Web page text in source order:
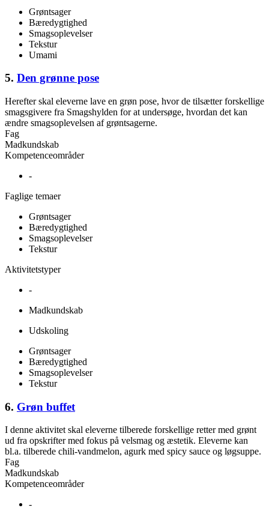
Grøntsager
Bæredygtighed
Smagsoplevelser
Tekstur
Umami
5. Den grønne pose
Herefter skal eleverne lave en grøn pose, hvor de tilsætter forskellige
smagsgivere fra Smagshylden for at undersøge, hvordan det kan
ændre smagsoplevelsen af grøntsagerne.
Fag
Madkundskab
Kompetenceområder
-
Faglige temaer
Grøntsager
Bæredygtighed
Smagsoplevelser
Tekstur
Aktivitetstyper
-
Madkundskab
Udskoling
Grøntsager
Bæredygtighed
Smagsoplevelser
Tekstur
6. Grøn buffet
I denne aktivitet skal eleverne tilberede forskellige retter med grønt
ud fra opskrifter med fokus på velsmag og æstetik. Eleverne kan
bl.a. tilberede chili-vandmelon, agurk med spicy sauce og løgsuppe.
Fag
Madkundskab
Kompetenceområder
-